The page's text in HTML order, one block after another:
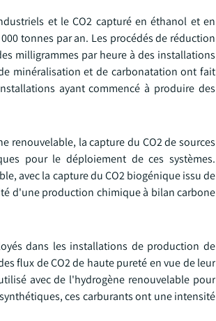
et le CO2 capturé en éthanol et en
tonnes par an. Les procédés de réduction
milligrammes par heure à des installations
minéralisation et de carbonatation ont fait
ayant commencé à produire des
la capture du CO2 de sources
pour le déploiement de ces systèmes.
avec la capture du CO2 biogénique issu de
d'une production chimique à bilan carbone
dans les installations de production de
flux de CO2 de haute pureté en vue de leur
avec de l'hydrogène renouvelable pour
ces carburants ont une intensité